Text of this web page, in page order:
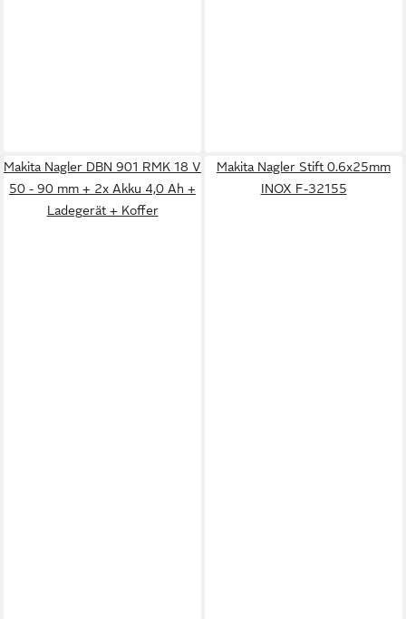
Makita Nagler DBN 901 RMK 18 V
50 - 90 mm + 2x Akku 4,0 Ah +
Ladegerät + Koffer
Makita Nagler Stift 0.6x25mm
INOX F-32155